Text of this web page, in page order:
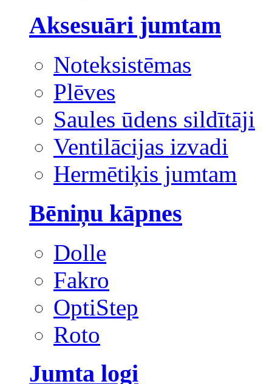
Aksesuāri jumtam
Noteksistēmas
Plēves
Saules ūdens sildītāji
Ventilācijas izvadi
Hermētiķis jumtam
Bēniņu kāpnes
Dolle
Fakro
OptiStep
Roto
Jumta logi